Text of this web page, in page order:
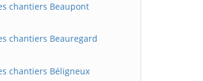
chantiers Beaupont
chantiers Beauregard
chantiers Béligneux